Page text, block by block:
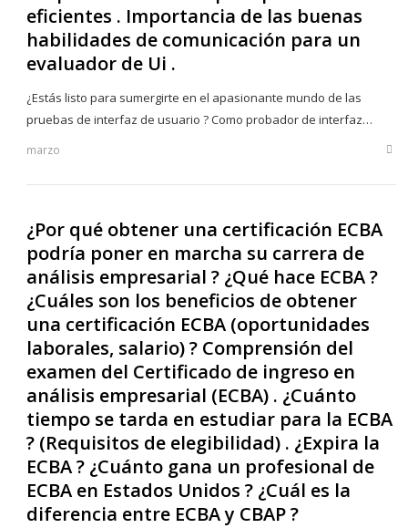
eficientes . Importancia de las buenas
habilidades de comunicación para un
evaluador de Ui .
¿Estás listo para sumergirte en el apasionante mundo de las
pruebas de interfaz de usuario ? Como probador de interfaz…
marzo
¿Por qué obtener una certificación ECBA
podría poner en marcha su carrera de
análisis empresarial ? ¿Qué hace ECBA ?
¿Cuáles son los beneficios de obtener
una certificación ECBA (oportunidades
laborales, salario) ? Comprensión del
examen del Certificado de ingreso en
análisis empresarial (ECBA) . ¿Cuánto
tiempo se tarda en estudiar para la ECBA
? (Requisitos de elegibilidad) . ¿Expira la
ECBA ? ¿Cuánto gana un profesional de
ECBA en Estados Unidos ? ¿Cuál es la
diferencia entre ECBA y CBAP ?